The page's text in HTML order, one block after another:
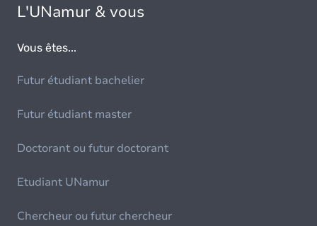
L'UNamur & vous
Vous êtes...
Futur étudiant bachelier
Futur étudiant master
Doctorant ou futur doctorant
Etudiant UNamur
Chercheur ou futur chercheur